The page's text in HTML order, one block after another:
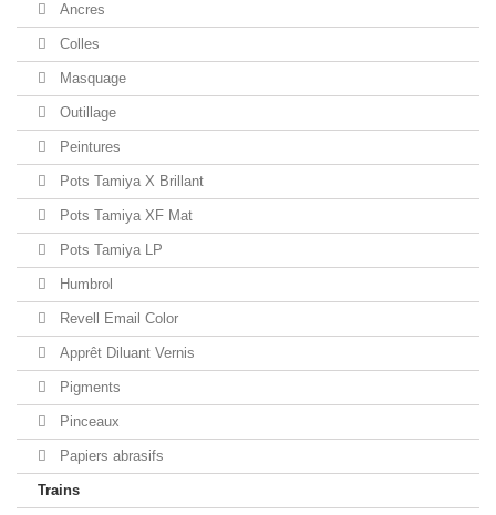
Ancres
Colles
Masquage
Outillage
Peintures
Pots Tamiya X Brillant
Pots Tamiya XF Mat
Pots Tamiya LP
Humbrol
Revell Email Color
Apprêt Diluant Vernis
Pigments
Pinceaux
Papiers abrasifs
Trains